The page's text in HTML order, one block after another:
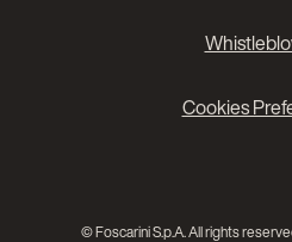
Cookies
© Foscarini S.p.A. All rights